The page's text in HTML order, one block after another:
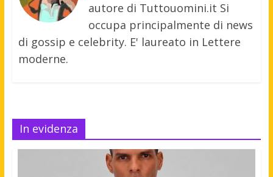
autore di Tuttouomini.it Si
occupa principalmente di news
di gossip e celebrity. E' laureato in Lettere
moderne.
In evidenza